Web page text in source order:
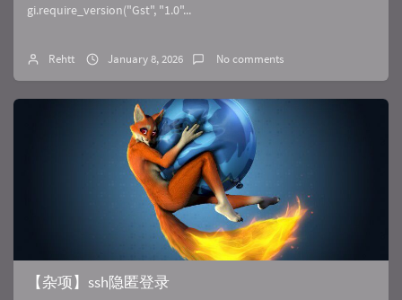
gi.require_version("Gst", "1.0"...
Rehtt January 8, 2026 No comments
【杂项】ssh隐匿登录